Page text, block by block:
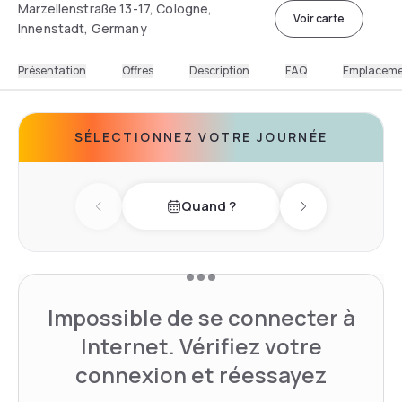
Marzellenstraße 13-17, Cologne,
Innenstadt, Germany
Voir carte
Présentation Offres Description FAQ
SÉLECTIONNEZ VOTRE JOURNÉE
Previous dayQuand ? Next day
Impossible de se connecter à
Internet. Vérifiez votre
connexion et réessayez